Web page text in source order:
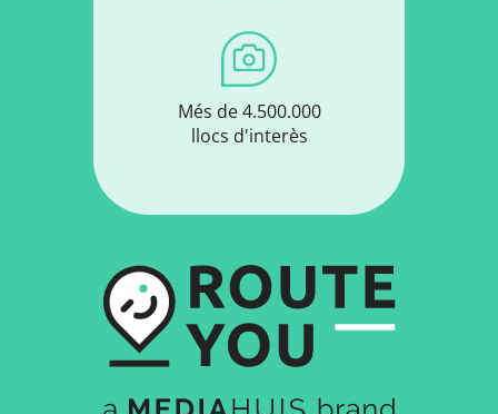
Més de 4.500.000
llocs d'interès